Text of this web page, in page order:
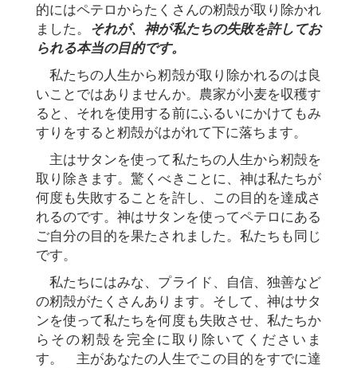
的にはペテロからたくさんの籾殻が取り除かれ
ました。 それが、神が私たちの失敗を許してお
られる本当の目的です。
私たちの人生から籾殻が取り除かれるのは良
いことではありませんか。農家が小麦を収穫す
ると、それを使用する前にふるいにかけてもみ
すりをすると籾殻がはがれて下に落ちます。
主はサタンを使って私たちの人生から籾殻を
取り除きます。驚くべきことに、神は私たちが
何度も失敗することを許し、この目的を達成さ
れるのです。神はサタンを使ってペテロにある
ご自分の目的を果たされました。私たちも同じ
です。
私たちにはみな、プライド、自信、独善など
の籾殻がたくさんあります。そして、神はサタ
ンを使って私たちを何度も失敗させ、私たちか
らその籾殻を完全に取り除いてくださいま
す。 主があなたの人生でこの目的をすでに達